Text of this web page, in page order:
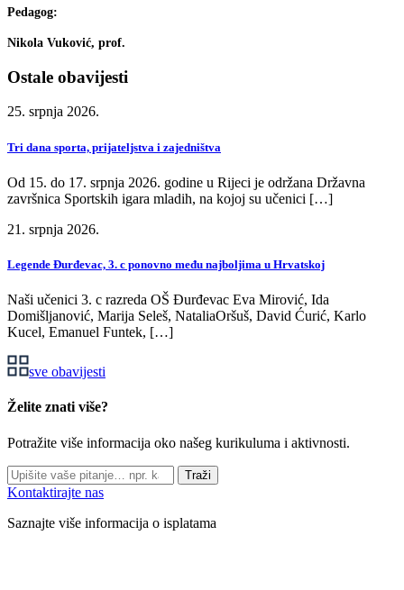
Pedagog:
Nikola Vuković, prof.
Ostale obavijesti
25. srpnja 2026.
Tri dana sporta, prijateljstva i zajedništva
Od 15. do 17. srpnja 2026. godine u Rijeci je održana Državna
završnica Sportskih igara mladih, na kojoj su učenici […]
21. srpnja 2026.
Legende Đurđevac, 3. c ponovno među najboljima u Hrvatskoj
Naši učenici 3. c razreda OŠ Đurđevac Eva Mirović, Ida
Domišljanović, Marija Seleš, NataliaOršuš, David Ćurić, Karlo
Kucel, Emanuel Funtek, […]
sve obavijesti
Želite znati više?
Potražite više informacija oko našeg kurikuluma i aktivnosti.
Traži
Kontaktirajte nas
Saznajte više informacija o isplatama